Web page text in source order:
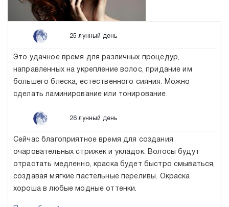
25 лунный день
Это удачное время для различных процедур,
направленных на укрепление волос, придание им
большего блеска, естественного сияния. Можно
сделать ламинирование или тонирование.
26 лунный день
Сейчас благоприятное время для создания
очаровательных стрижек и укладок. Волосы будут
отрастать медленно, краска будет быстро смываться,
создавая мягкие пастельные переливы. Окраска
хороша в любые модные оттенки.